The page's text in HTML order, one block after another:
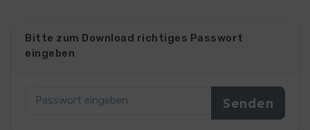
Bitte zum Download richtiges Passwort
eingeben